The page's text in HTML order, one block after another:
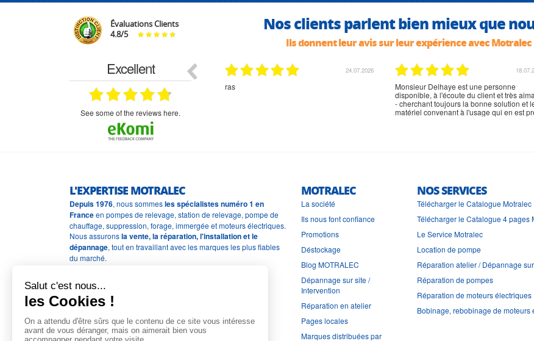
Évaluations Clients
4.8/5 Nos clients parlent bien mieux que
Ils donnent leur avis sur leur expérience avec Motralec
Excellent
see some of the reviews here.
07.07.2026
bien rien a dire .what else
02.07.2026
RAS rien à signaler, très content
L'EXPERTISE MOTRALEC
Depuis 1976, nous sommesles spécialistes numéro 1 en
Franceen pompes de relevage, station de relevage, pompe de
chauffage, suppression, forage, immergée et moteurs électriques.
Nous assuronsla vente, la réparation, l'installation et le
dépannage, tout en travaillant avec les marques les plus fiables
du marché.
MOTRALEC
La société
Ils nous font confiance
Promotions
Déstockage
Blog MOTRALEC
Dépannage sur site /
Intervention
Réparation en atelier
Pages locales
Marques distribuées par
NOS SERVICES
Télécharger le Catalogue Motralec
Télécharger le Catalogue 4 pages
Le Service Motralec
Location de pompe
Réparation atelier / Dépannage
Réparation de pompes
Réparation de moteurs électriques
Bobinage, rebobinage de moteurs